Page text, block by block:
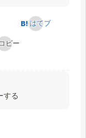
はてブ
コピー
する